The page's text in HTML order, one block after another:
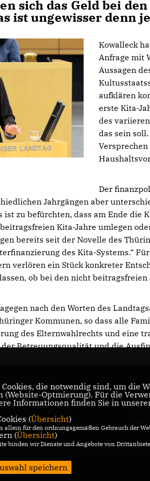
sich das Geld bei
ist ungewisser denn
Kowalleck
Anfrage mit
Aussagen
aufklären
erste Kita-
des
das sein
Der
Jahrgängen aber
ist zu befürchten, dass am Ende die
Kita-Jahre umlegen
bereits seit der Novelle des
des Kita-Systems.“
verlören ein Stück konkreter
ob bei den nicht
nach den Worten des
Kommunen, so dass alle
des Elternwahlrechts und eine
Betreuungsqualität und die
- Mitglied des Thüringer
DATENSCHUTZ
Maik Kowalleck
die notwendig sind, um
(Website-Optmierung). Für die
Informationen finden Sie in
(Übersicht)
allein für den ordnungsgemäßen Gebrauch der
(Übersicht)
binden wir Dienste und Angebote von
speichern